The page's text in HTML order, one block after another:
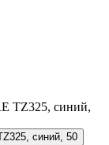
TZ325, синий,